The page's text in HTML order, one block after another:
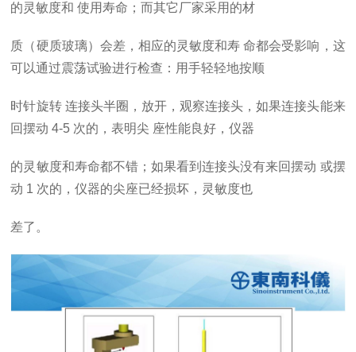
的灵敏度和 使用寿命；而其它厂家采用的材
质（硬质玻璃）会差，相应的灵敏度和寿 命都会受影响，这
可以通过震荡试验进行检查：用手轻轻地按顺
时针旋转 连接头半圈，放开，观察连接头，如果连接头能来
回摆动 4-5 次的，表明尖 座性能良好，仪器
的灵敏度和寿命都不错；如果看到连接头没有来回摆动 或摆
动 1 次的，仪器的尖座已经损坏，灵敏度也
差了。